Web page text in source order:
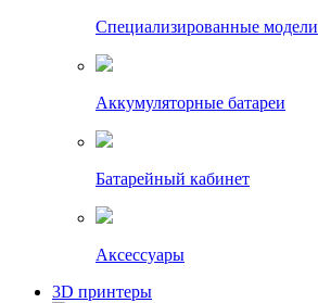
Специализированные модели
Аккумуляторные батареи
Батарейный кабинет
Аксессуары
3D принтеры